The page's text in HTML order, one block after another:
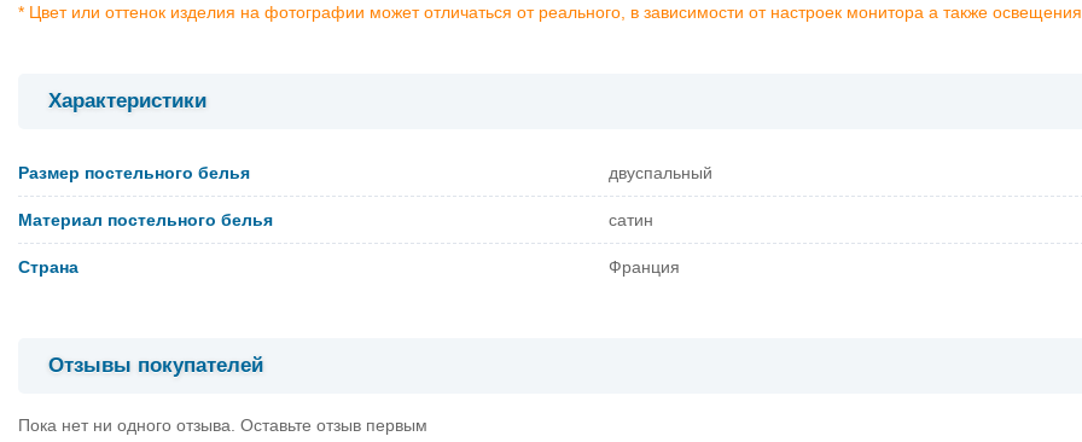
* Цвет или оттенок изделия на фотографии может отличаться от реального, в зависимости от настроек монитора а также
Характеристики
Размер постельного белья двуспальный
Материал постельного белья сатин
Страна Франция
Отзывы покупателей
Пока нет ни одного отзыва. Оставьте отзыв первым